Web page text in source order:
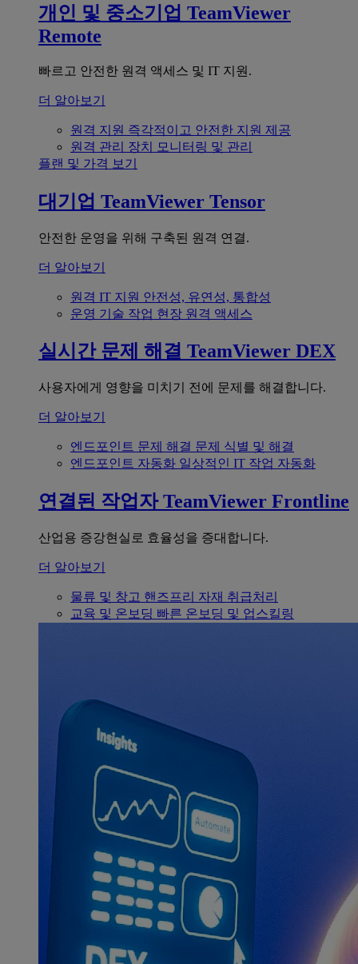
개인 및 중소기업 TeamViewer
Remote
빠르고 안전한 원격 액세스 및 IT 지원.
더 알아보기
원격 지원 즉각적이고 안전한 지원 제공
원격 관리 장치 모니터링 및 관리
플랜 및 가격 보기
대기업 TeamViewer Tensor
안전한 운영을 위해 구축된 원격 연결.
더 알아보기
원격 IT 지원 안전성, 유연성, 통합성
운영 기술 작업 현장 원격 액세스
실시간 문제 해결 TeamViewer DEX
사용자에게 영향을 미치기 전에 문제를 해결합니다.
더 알아보기
엔드포인트 문제 해결 문제 식별 및 해결
엔드포인트 자동화 일상적인 IT 작업 자동화
연결된 작업자 TeamViewer Frontline
산업용 증강현실로 효율성을 증대합니다.
더 알아보기
물류 및 창고 핸즈프리 자재 취급처리
교육 및 온보딩 빠른 온보딩 및 업스킬링